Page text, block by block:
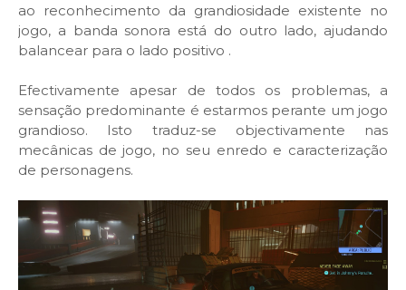
ao reconhecimento da grandiosidade existente no
jogo, a banda sonora está do outro lado, ajudando
balancear para o lado positivo .
Efectivamente apesar de todos os problemas, a
sensação predominante é estarmos perante um jogo
grandioso. Isto traduz-se objectivamente nas
mecânicas de jogo, no seu enredo e caracterização
de personagens.